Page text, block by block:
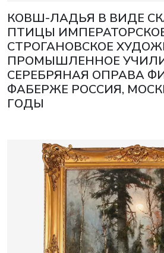
КОВШ-ЛАДЬЯ В ВИДЕ
ПТИЦЫ
СТРОГАНОВСКОЕ
ПРОМЫШЛЕННОЕ
СЕРЕБРЯНАЯ ОПРАВА
ФАБЕРЖЕ РОССИЯ,
ГОДЫ